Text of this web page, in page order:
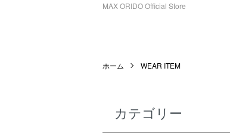
MAX ORIDO Official Store
ホーム WEAR ITEM
カテゴリー